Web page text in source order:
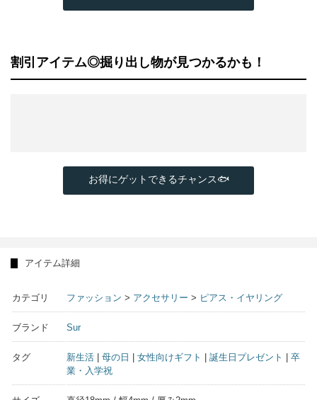
割引アイテム◎掘り出し物が見つかるかも！
お得にゲットできるチャンス🐟
アイテム詳細
カテゴリ ファッション > アクセサリー > ピアス・イヤリング
ブランド Sur
タグ 新生活 | 母の日 | 女性向けギフト | 誕生日プレゼント | 卒
業・入学祝